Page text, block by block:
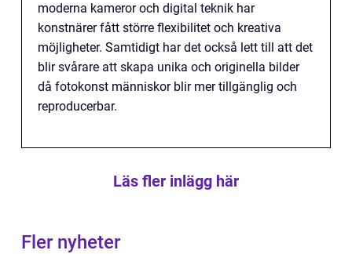
moderna kameror och digital teknik har
konstnärer fått större flexibilitet och kreativa
möjligheter. Samtidigt har det också lett till att det
blir svårare att skapa unika och originella bilder
då fotokonst människor blir mer tillgänglig och
reproducerbar.
Läs fler inlägg här
Fler nyheter